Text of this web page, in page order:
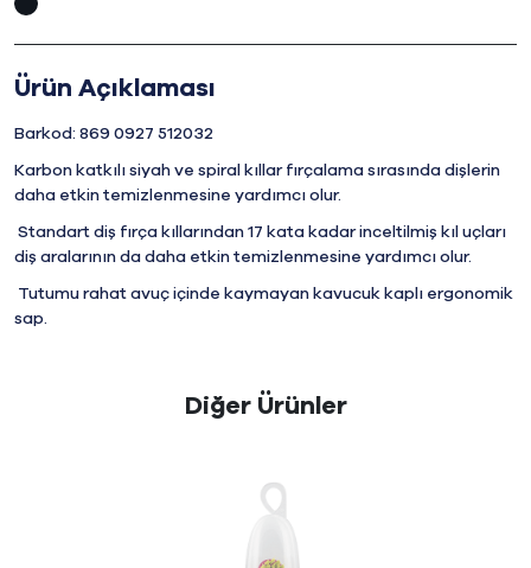
Ürün Açıklaması
Barkod: 869 0927 512032
Karbon katkılı siyah ve spiral kıllar fırçalama sırasında dişlerin
daha etkin temizlenmesine yardımcı olur.
Standart diş fırça kıllarından 17 kata kadar inceltilmiş kıl uçları
diş aralarının da daha etkin temizlenmesine yardımcı olur.
Tutumu rahat avuç içinde kaymayan kavucuk kaplı ergonomik
sap.
Diğer Ürünler